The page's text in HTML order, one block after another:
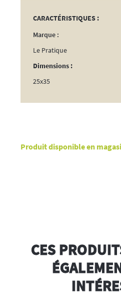
Produit disponible en
CARACTÉRISTIQUES :
Marque :
Le Pratique
Dimensions :
25x35
CES